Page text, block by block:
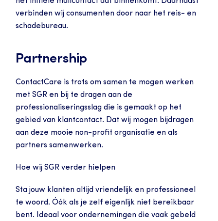
verbinden wij consumenten door naar het reis- en
schadebureau.
Partnership
ContactCare is trots om samen te mogen werken
met SGR en bij te dragen aan de
professionaliseringsslag die is gemaakt op het
gebied van klantcontact. Dat wij mogen bijdragen
aan deze mooie non-profit organisatie en als
partners samenwerken.
Hoe wij SGR verder hielpen
Sta jouw klanten altijd vriendelijk en professioneel
te woord. Óók als je zelf eigenlijk niet bereikbaar
bent. Ideaal voor ondernemingen die vaak gebeld